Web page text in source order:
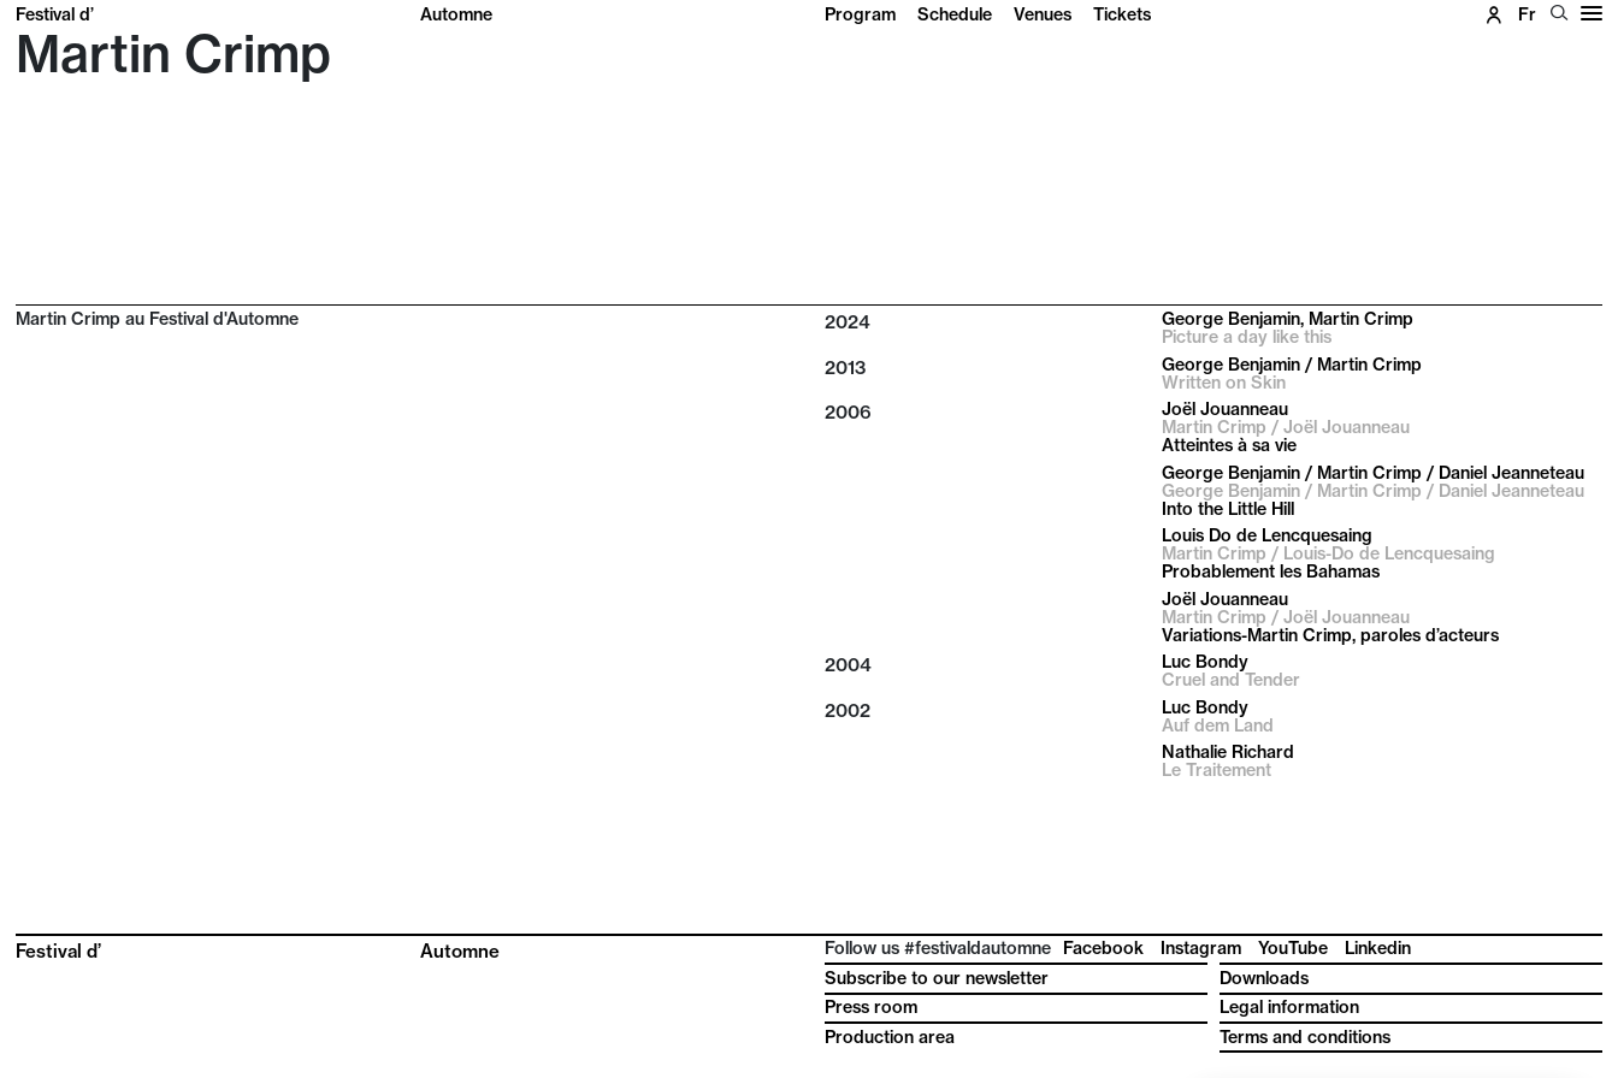
Festival d’ Automne Program Schedule Venues Tickets Fr
Martin Crimp
Martin Crimp au Festival d'Automne 2024
George Benjamin, Martin Crimp
Picture a day like this
2013
George Benjamin / Martin Crimp
Written on Skin
2006
Joël Jouanneau
Martin Crimp / Joël Jouanneau
Atteintes à sa vie
George Benjamin / Martin Crimp / Daniel Jeanneteau
George Benjamin / Martin Crimp / Daniel Jeanneteau
Into the Little Hill
Louis Do de Lencquesaing
Martin Crimp / Louis-Do de Lencquesaing
Probablement les Bahamas
Joël Jouanneau
Martin Crimp / Joël Jouanneau
Variations-Martin Crimp, paroles d’acteurs
2004
Luc Bondy
Cruel and Tender
2002
Luc Bondy
Auf dem Land
Nathalie Richard
Le Traitement
Festival d’ Automne Follow us #festivaldautomne Facebook Instagram YouTube
Linkedin
Subscribe to our newsletter
Press room
Production area
Downloads
Legal information
Terms and conditions